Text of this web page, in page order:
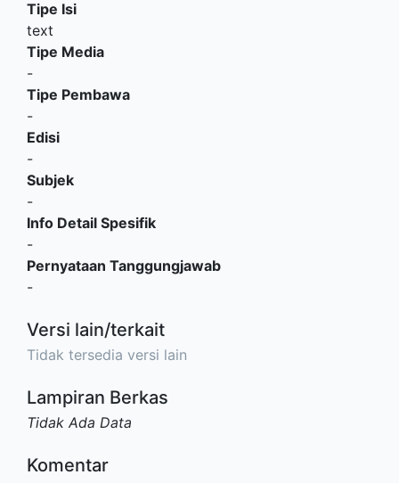
Tipe Isi
text
Tipe Media
-
Tipe Pembawa
-
Edisi
-
Subjek
-
Info Detail Spesifik
-
Pernyataan Tanggungjawab
-
Versi lain/terkait
Tidak tersedia versi lain
Lampiran Berkas
Tidak Ada Data
Komentar